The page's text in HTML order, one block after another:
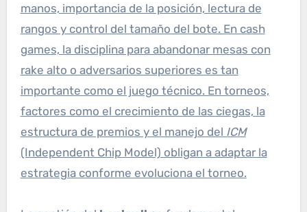
manos, importancia de la posición, lectura de
rangos y control del tamaño del bote. En cash
games, la disciplina para abandonar mesas con
rake alto o adversarios superiores es tan
importante como el juego técnico. En torneos,
factores como el crecimiento de las ciegas, la
estructura de premios y el manejo del ICM
(Independent Chip Model) obligan a adaptar la
estrategia conforme evoluciona el torneo.